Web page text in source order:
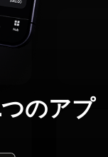
のアプ